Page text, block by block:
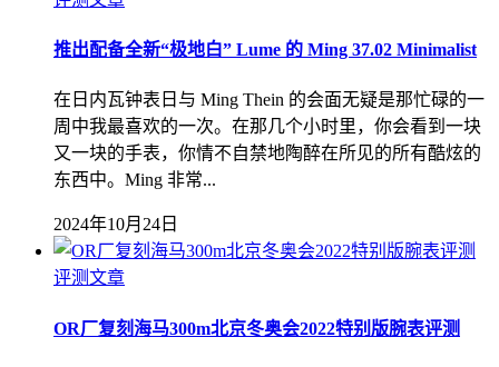
推出配备全新“极地白” Lume 的 Ming 37.02 Minimalist
在日内瓦钟表日与 Ming Thein 的会面无疑是那忙碌的一
周中我最喜欢的一次。在那几个小时里，你会看到一块
又一块的手表，你情不自禁地陶醉在所见的所有酷炫的
东西中。Ming 非常...
2024年10月24日
评测文章
OR厂复刻海马300m北京冬奥会2022特别版腕表评测